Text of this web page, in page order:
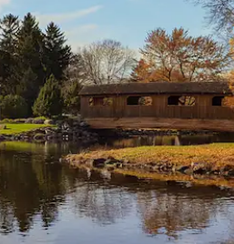
de les fletxes (amunt i avall), o bé